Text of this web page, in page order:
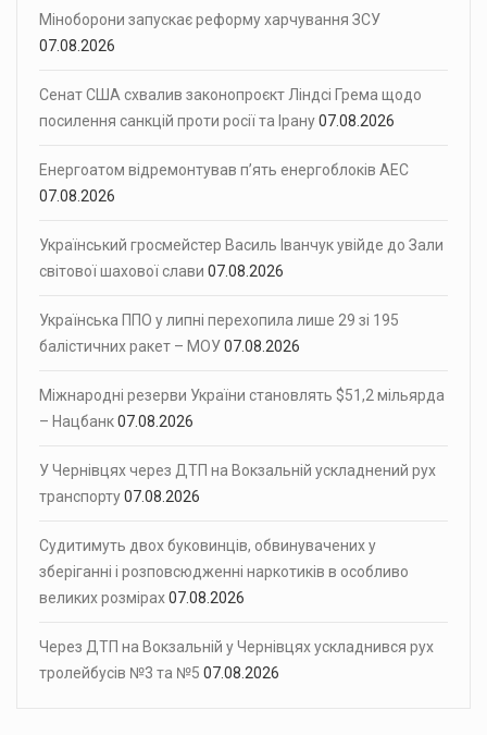
Міноборони запускає реформу харчування ЗСУ
07.08.2026
Сенат США схвалив законопроєкт Ліндсі Грема щодо
посилення санкцій проти росії та Ірану07.08.2026
Енергоатом відремонтував п’ять енергоблоків АЕС
07.08.2026
Український гросмейстер Василь Іванчук увійде до Зали
світової шахової слави 07.08.2026
Українська ППО у липні перехопила лише 29 зі 195
балістичних ракет – МОУ07.08.2026
Міжнародні резерви України становлять $51,2 мільярда
– Нацбанк07.08.2026
У Чернівцях через ДТП на Вокзальній ускладнений рух
транспорту07.08.2026
Судитимуть двох буковинців, обвинувачених у
зберіганні і розповсюдженні наркотиків в особливо
великих розмірах07.08.2026
Через ДТП на Вокзальній у Чернівцях ускладнився рух
тролейбусів №3 та №5 07.08.2026